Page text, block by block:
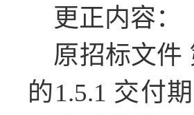
更正内容：
原招标文件
的1.5.1 交付